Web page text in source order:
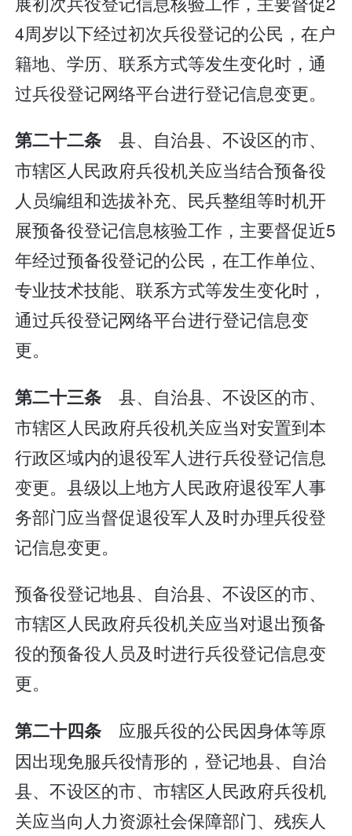
4周岁以下经过初次兵役登记的公民，在户
籍地、学历、联系方式等发生变化时，通
过兵役登记网络平台进行登记信息变更。
第二十二条 县、自治县、不设区的市、
市辖区人民政府兵役机关应当结合预备役
人员编组和选拔补充、民兵整组等时机开
展预备役登记信息核验工作，主要督促近5
年经过预备役登记的公民，在工作单位、
专业技术技能、联系方式等发生变化时，
通过兵役登记网络平台进行登记信息变
更。
第二十三条 县、自治县、不设区的市、
市辖区人民政府兵役机关应当对安置到本
行政区域内的退役军人进行兵役登记信息
变更。县级以上地方人民政府退役军人事
务部门应当督促退役军人及时办理兵役登
记信息变更。
预备役登记地县、自治县、不设区的市、
市辖区人民政府兵役机关应当对退出预备
役的预备役人员及时进行兵役登记信息变
更。
第二十四条 应服兵役的公民因身体等原
因出现免服兵役情形的，登记地县、自治
县、不设区的市、市辖区人民政府兵役机
关应当向人力资源社会保障部门、残疾人